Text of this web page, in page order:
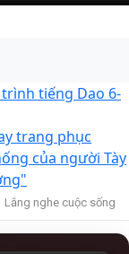
tiếng Dao 6-
trang phục
của người Tày
Lắng nghe cuộc sống